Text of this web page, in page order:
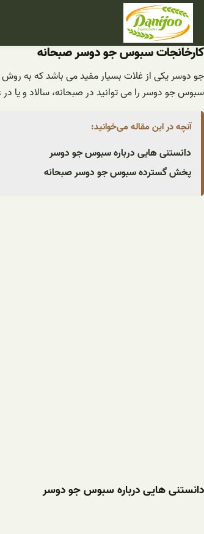
رفتن
محتوا
کارخانجات سبوس جو دوسر صبحانه
جو دوسر یکی از غلات بسیار مفید می باشد که به روش
سبوس جو دوسر را می توانید در صبحانه، سالاد و یا
آنچه در این مقاله می‌خوانید:
دانستنی هایی درباره سبوس جو دوسر
پخش گسترده سبوس جو دوسر صبحانه
دانستنی هایی درباره سبوس جو دوسر